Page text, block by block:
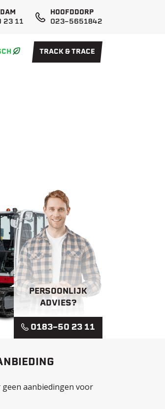
23 11
HOOFDDORP
023-5651842
TRACK & TRACE
PERSOONLIJK
ADVIES?
0183-50 23 11
aanbiedingen voor